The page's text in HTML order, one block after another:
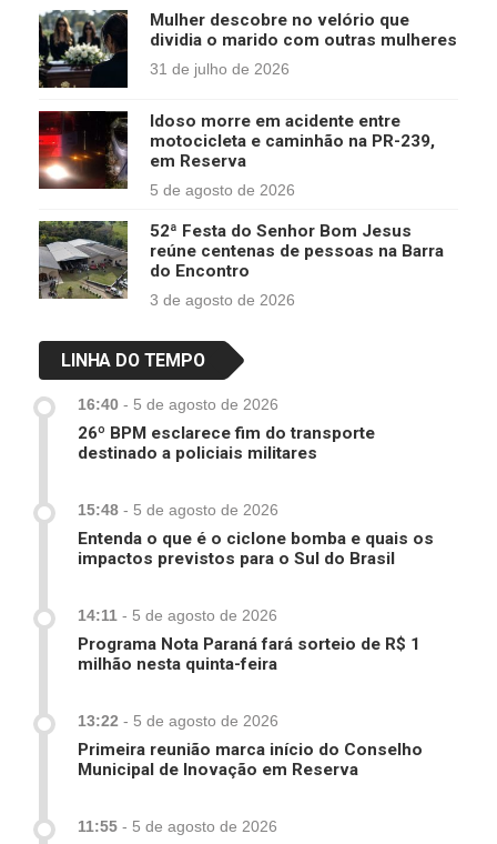
Mulher descobre no velório que
dividia o marido com outras mulheres
31 de julho de 2026
Idoso morre em acidente entre
motocicleta e caminhão na PR-239,
em Reserva
5 de agosto de 2026
52ª Festa do Senhor Bom Jesus
reúne centenas de pessoas na Barra
do Encontro
3 de agosto de 2026
LINHA DO TEMPO
16:40 - 5 de agosto de 2026
26º BPM esclarece fim do transporte
destinado a policiais militares
15:48 - 5 de agosto de 2026
Entenda o que é o ciclone bomba e quais os
impactos previstos para o Sul do Brasil
14:11 - 5 de agosto de 2026
Programa Nota Paraná fará sorteio de R$ 1
milhão nesta quinta-feira
13:22 - 5 de agosto de 2026
Primeira reunião marca início do Conselho
Municipal de Inovação em Reserva
11:55 - 5 de agosto de 2026